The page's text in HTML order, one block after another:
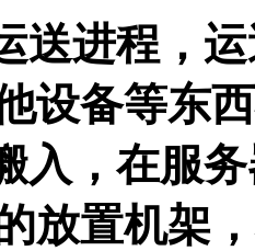
送进程，
设备等东
入，在服
放置机架